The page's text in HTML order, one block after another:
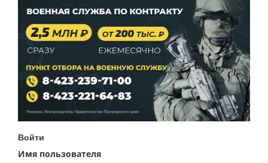
Войти
Имя пользователя